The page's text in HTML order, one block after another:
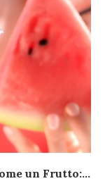
un Frutto:...